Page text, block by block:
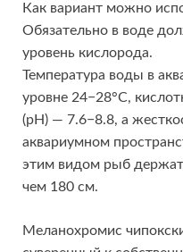
Как вариант можно
Обязательно в воде
уровень кислорода.
Температура воды в
уровне 24−28°C,
(рН) — 7.6−8.8, а
аквариумном
этим видом рыб
чем 180 см.
Меланохромис